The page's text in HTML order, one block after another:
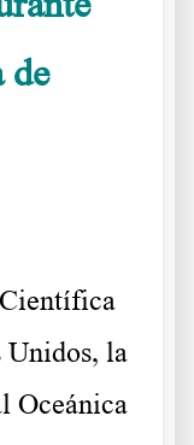
de
Unidos, la
Oceánica